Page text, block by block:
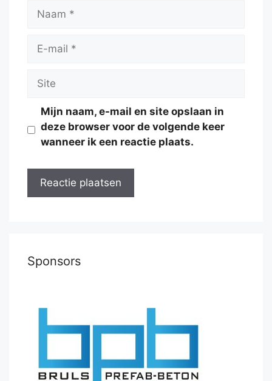
Naam
Site
Mijn naam, e-mail en site opslaan in
deze browser voor de volgende keer
wanneer ik een reactie plaats.
Sponsors